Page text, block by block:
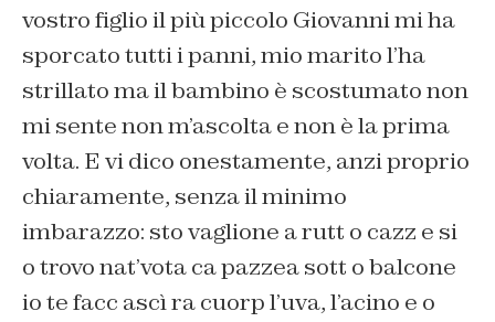
vostro figlio il più piccolo Giovanni mi ha
sporcato tutti i panni, mio marito l’ha
strillato ma il bambino è scostumato non
mi sente non m’ascolta e non è la prima
volta. E vi dico onestamente, anzi proprio
chiaramente, senza il minimo
imbarazzo: sto vaglione a rutt o cazz e si
o trovo nat’vota ca pazzea sott o balcone
io te facc ascì ra cuorp l’uva, l’acino e o